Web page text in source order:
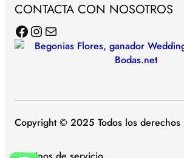
CONTACTA CON NOSOTROS
Facebook Instagram Correo electrónico
Copyright © 2025 Todos los derechos